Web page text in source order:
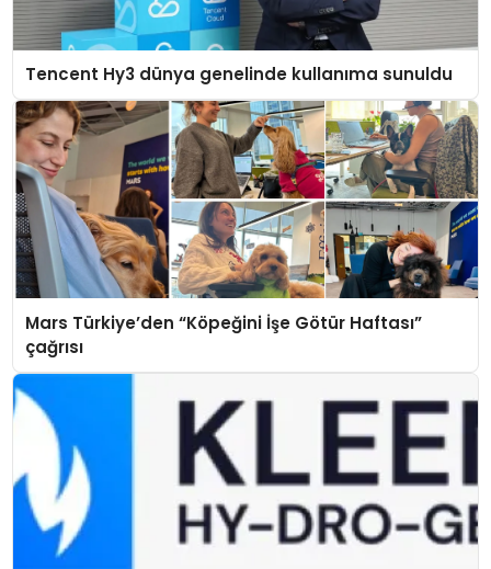
Tencent Hy3 dünya genelinde kullanıma sunuldu
Mars Türkiye’den “Köpeğini İşe Götür Haftası”
çağrısı